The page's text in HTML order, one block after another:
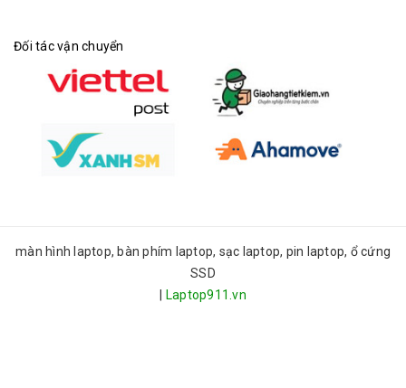
Đối tác vận chuyển
màn hình laptop, bàn phím laptop, sạc laptop, pin laptop, ổ cứng
SSD
Laptop911.vn